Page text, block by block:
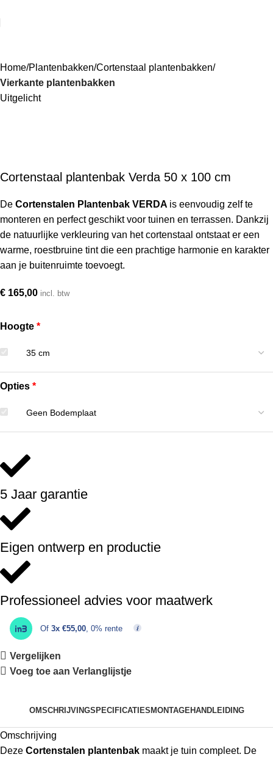
Home Plantenbakken Cortenstaal plantenbakken
Vierkante plantenbakken
Uitgelicht
Cortenstaal plantenbak Verda 50 x 100 cm
De Cortenstalen Plantenbak VERDA is eenvoudig zelf te
monteren en perfect geschikt voor tuinen en terrassen. Dankzij
de natuurlijke verkleuring van het cortenstaal ontstaat er een
warme, roestbruine tint die een prachtige harmonie en karakter
aan je buitenruimte toevoegt.
€ 165,00 incl. btw
Hoogte
Opties
5 Jaar garantie
Eigen ontwerp en productie
Professioneel advies voor maatwerk
Of 3x €55,00, 0% rente
Vergelijken
Voeg toe aan Verlanglijstje
OMSCHRIJVINGSPECIFICATIES MONTAGEHANDLEIDING
Omschrijving
Deze Cortenstalen plantenbak maakt je tuin compleet. De